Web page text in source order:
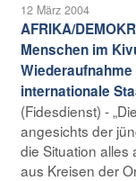
12 März 2004
AFRIKA/
Menschen im
internationale
(Fidesdienst) -
angesichts der
die Situation alles
aus Kreisen der